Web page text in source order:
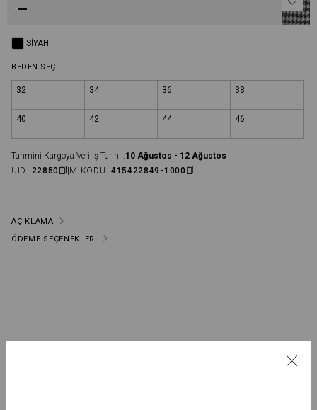
SIYAH
BEDEN SEÇ
32 34 36 38
40 42 44 46
Tahmini Kargoya Veriliş Tarihi :10 Ağustos - 12 Ağustos
UID : 22850 M.KODU :415422849-1000
AÇIKLAMA
ÖDEME SEÇENEKLERI